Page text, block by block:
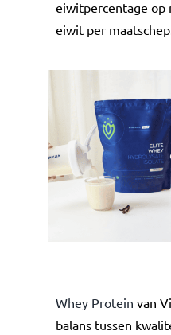
eiwitpercentage op
eiwit per maatschep.
Whey Protein van
balans tussen